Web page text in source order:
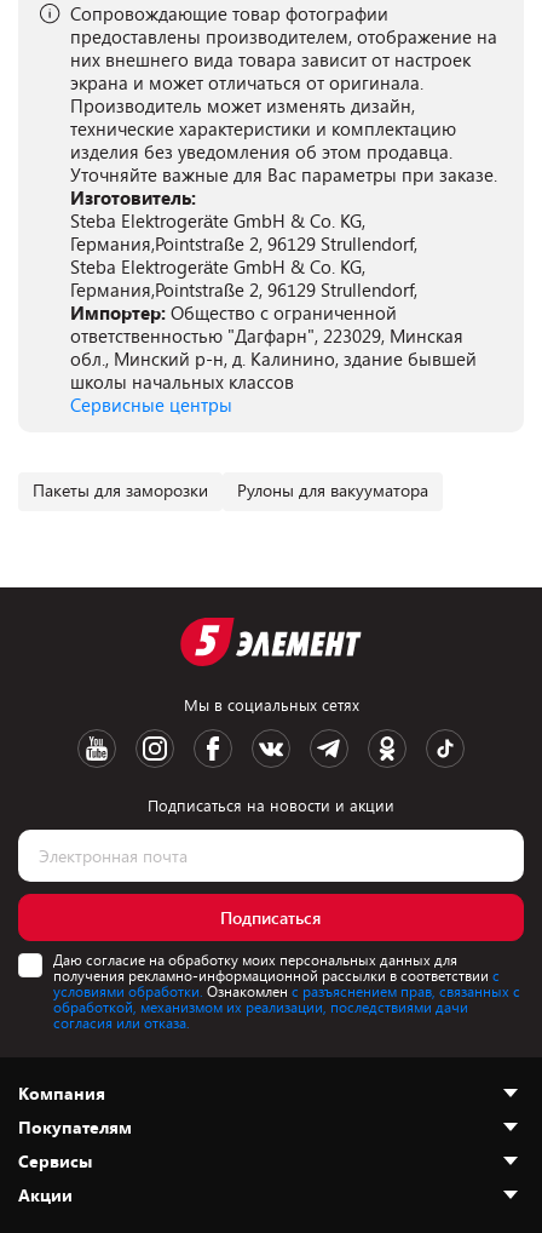
Сопровождающие товар фотографии
предоставлены производителем, отображение на
них внешнего вида товара зависит от настроек
экрана и может отличаться от оригинала.
Производитель может изменять дизайн,
технические характеристики и комплектацию
изделия без уведомления об этом продавца.
Уточняйте важные для Вас параметры при заказе.
Изготовитель:
Steba Elektrogeräte GmbH & Co. KG,
Германия,Pointstraße 2, 96129 Strullendorf,
Steba Elektrogeräte GmbH & Co. KG,
Германия,Pointstraße 2, 96129 Strullendorf,
Импортер: Общество с ограниченной
ответственностью "Дагфарн", 223029, Минская
обл., Минский р-н, д. Калинино, здание бывшей
школы начальных классов
Сервисные центры
Пакеты для заморозки Рулоны для вакууматора
Мы в социальных сетях
Подписаться на новости и акции
Подписаться
Даю согласие на обработку моих персональных данных для
получения рекламно-информационной рассылки в соответствии с
условиями обработки. Ознакомлен с разъяснением прав, связанных с
обработкой, механизмом их реализации, последствиями дачи
согласия или отказа.
Компания
О нас
Адреса магазинов
Новости
Покупателям
Как сделать заказ
Оплата и доставка
Сервисы
Акции